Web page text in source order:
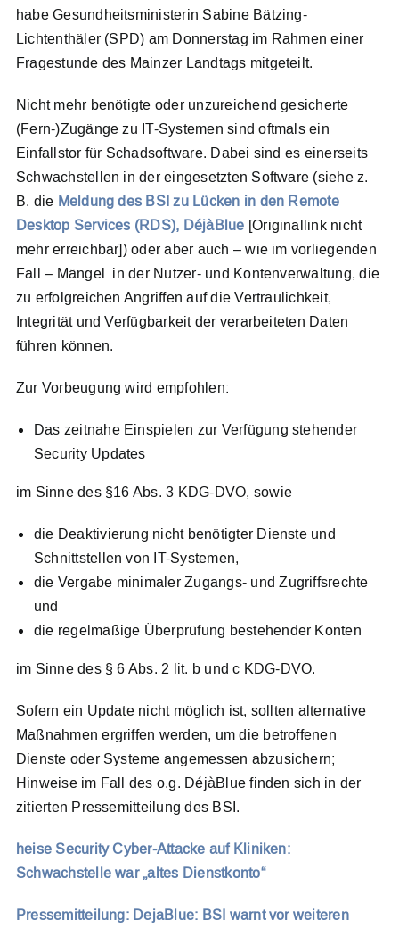
habe Gesundheitsministerin Sabine Bätzing-
Lichtenthäler (SPD) am Donnerstag im Rahmen einer
Fragestunde des Mainzer Landtags mitgeteilt.
Nicht mehr benötigte oder unzureichend gesicherte
(Fern-)Zugänge zu IT-Systemen sind oftmals ein
Einfallstor für Schadsoftware. Dabei sind es einerseits
Schwachstellen in der eingesetzten Software (siehe z.
B. die Meldung des BSI zu Lücken in den Remote
Desktop Services (RDS), DéjàBlue [Originallink nicht
mehr erreichbar]) oder aber auch – wie im vorliegenden
Fall – Mängel in der Nutzer- und Kontenverwaltung, die
zu erfolgreichen Angriffen auf die Vertraulichkeit,
Integrität und Verfügbarkeit der verarbeiteten Daten
führen können.
Zur Vorbeugung wird empfohlen:
Das zeitnahe Einspielen zur Verfügung stehender
Security Updates
im Sinne des §16 Abs. 3 KDG-DVO, sowie
die Deaktivierung nicht benötigter Dienste und
Schnittstellen von IT-Systemen,
die Vergabe minimaler Zugangs- und Zugriffsrechte
und
die regelmäßige Überprüfung bestehender Konten
im Sinne des § 6 Abs. 2 lit. b und c KDG-DVO.
Sofern ein Update nicht möglich ist, sollten alternative
Maßnahmen ergriffen werden, um die betroffenen
Dienste oder Systeme angemessen abzusichern;
Hinweise im Fall des o.g. DéjàBlue finden sich in der
zitierten Pressemitteilung des BSI.
heise Security Cyber-Attacke auf Kliniken:
Schwachstelle war „altes Dienstkonto“
Pressemitteilung: DejaBlue: BSI warnt vor weiteren